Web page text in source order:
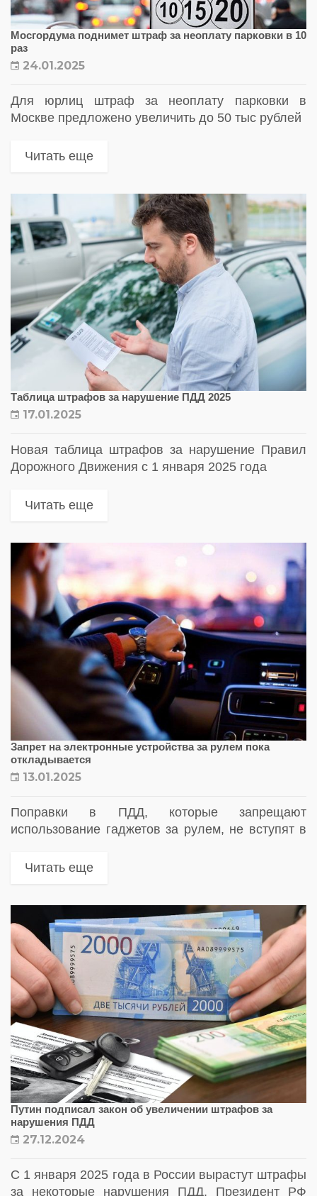
Мосгордума поднимет штраф за неоплату парковки в 10
раз
24.01.2025
Для юрлиц штраф за неоплату парковки в
Москве предложено увеличить до 50 тыс рублей
Читать еще
Таблица штрафов за нарушение ПДД 2025
17.01.2025
Новая таблица штрафов за нарушение Правил
Дорожного Движения с 1 января 2025 года
Читать еще
Запрет на электронные устройства за рулем пока
откладывается
13.01.2025
Поправки в ПДД, которые запрещают
использование гаджетов за рулем, не вступят в
предложенная Минтрансом, требует серьезных
Читать еще
Путин подписал закон об увеличении штрафов за
нарушения ПДД
27.12.2024
С 1 января 2025 года в России вырастут штрафы
за некоторые нарушения ПДД. Президент РФ